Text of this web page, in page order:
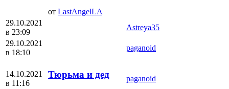
от LastAngelLA
29.10.2021
в 23:09
Аstreya35
29.10.2021
в 18:10
paganoid
14.10.2021
в 11:16
Тюрьма и дед paganoid